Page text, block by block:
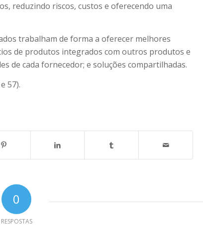
reduzindo riscos, custos e oferecendo uma
trabalham de forma a oferecer melhores
de produtos integrados com outros produtos e
de cada fornecedor; e soluções compartilhadas.
57).
0
RESPOSTAS